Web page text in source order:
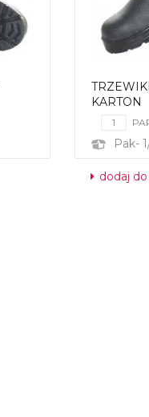
KARTON
Pak-
dodaj